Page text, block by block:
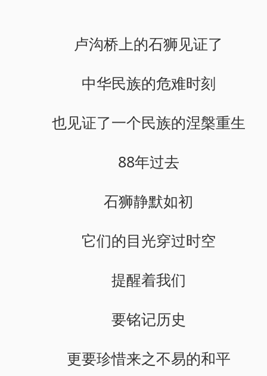
卢沟桥上的石狮见证了
中华民族的危难时刻
也见证了一个民族的涅槃重生
88年过去
石狮静默如初
它们的目光穿过时空
提醒着我们
要铭记历史
更要珍惜来之不易的和平